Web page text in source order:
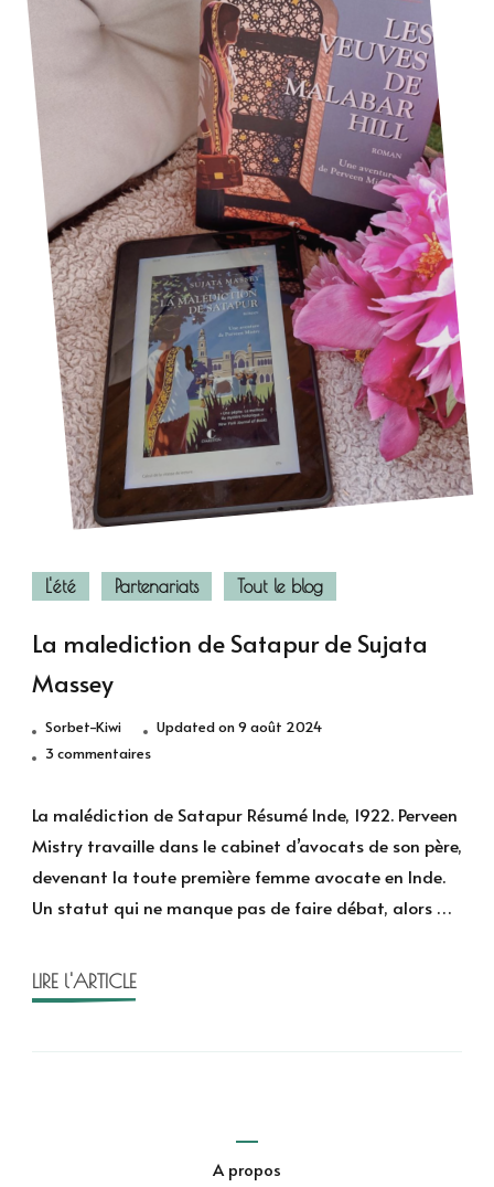
L'été Partenariats Tout le blog
La malediction de Satapur de Sujata
Massey
Sorbet-Kiwi Updated on9 août 2024
3 commentairessur
malediction
Satapur
de
Sujata
La malédiction de Satapur Résumé Inde, 1922. Perveen
Mistry travaille dans le cabinet d’avocats de son père,
devenant la toute première femme avocate en Inde.
Un statut qui ne manque pas de faire débat, alors …
LIRE l'ARTICLE
A propos